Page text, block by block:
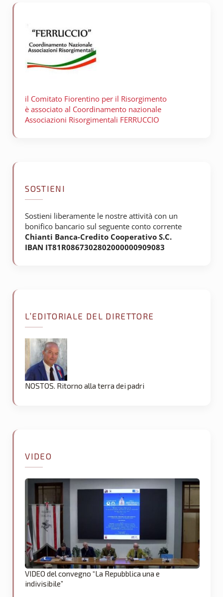
il Comitato Fiorentino per il Risorgimento
è associato al Coordinamento nazionale
Associazioni Risorgimentali FERRUCCIO
SOSTIENI
Sostieni liberamente le nostre attività con un
bonifico bancario sul seguente conto corrente
Chianti Banca-Credito Cooperativo S.C.
IBAN IT81R0867302802000000909083
L’EDITORIALE DEL DIRETTORE
NOSTOS. Ritorno alla terra dei padri
VIDEO
VIDEO del convegno “La Repubblica una e
indivisibile”